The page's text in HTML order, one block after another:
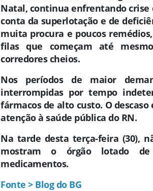
Natal, continua enfrentando
conta da superlotação e de
muita procura e poucos
filas que começam até
corredores cheios.
Nos períodos de maior
interrompidas por tempo
fármacos de alto custo. O
atenção à saúde pública do RN.
Na tarde desta terça-feira (30),
mostram o órgão lotado
medicamentos.
Fonte > Blog do BG